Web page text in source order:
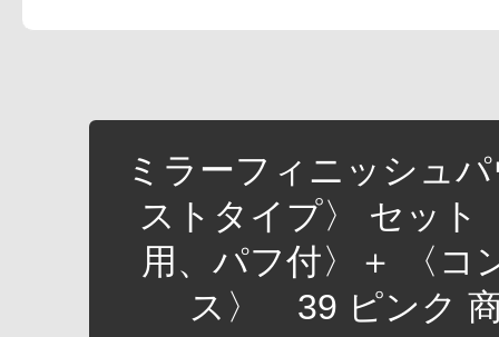
ミラーフィニッシュ
ストタイプ〉 セッ
用、パフ付〉＋ 〈コ
ス〉 39 ピンク